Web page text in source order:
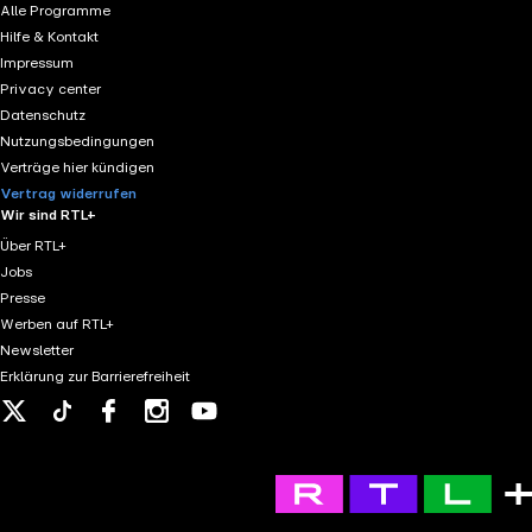
Alle Programme
Hilfe & Kontakt
Impressum
Privacy center
Datenschutz
Nutzungsbedingungen
Verträge hier kündigen
Vertrag widerrufen
Wir sind RTL+
Über RTL+
Jobs
Presse
Werben auf RTL+
Newsletter
Erklärung zur Barrierefreiheit
Tiktok FacebookInstagram